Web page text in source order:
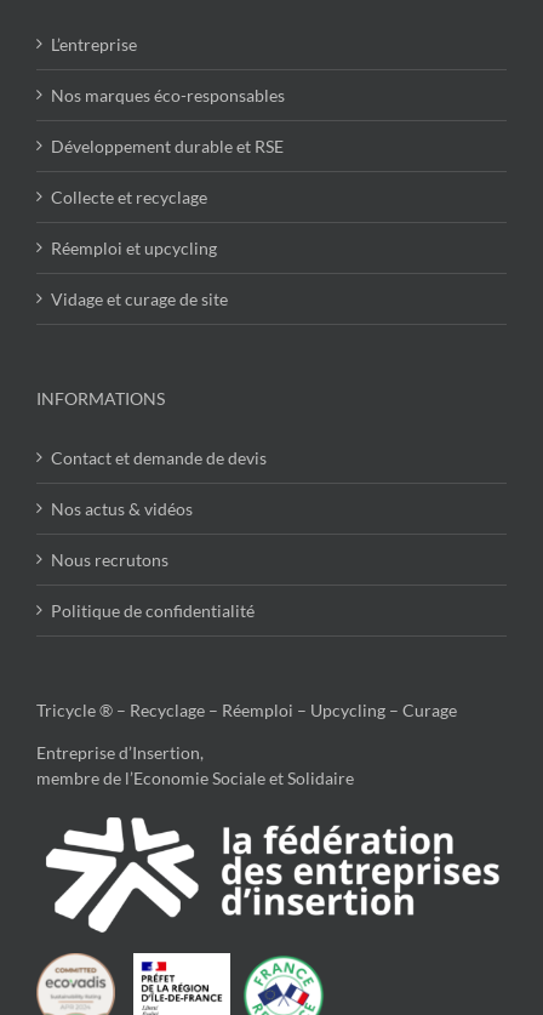
L’entreprise
Nos marques éco-responsables
Développement durable et RSE
Collecte et recyclage
Réemploi et upcycling
Vidage et curage de site
INFORMATIONS
Contact et demande de devis
Nos actus & vidéos
Nous recrutons
Politique de confidentialité
Tricycle ® – Recyclage – Réemploi – Upcycling – Curage
Entreprise d’Insertion,
membre de l’Economie Sociale et Solidaire